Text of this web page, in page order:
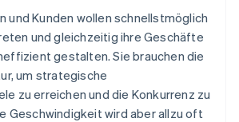
und Kunden wollen schnellstmöglich
und gleichzeitig ihre Geschäfte
gestalten. Sie brauchen die
um strategische
zu erreichen und die Konkurrenz zu
Geschwindigkeit wird aber allzu oft